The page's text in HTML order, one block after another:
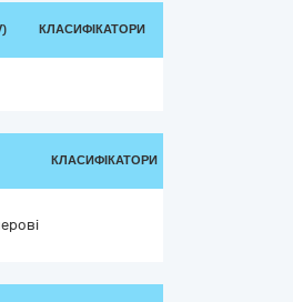
КЛАСИФІКАТОРИ
КЛАСИФІКАТОРИ